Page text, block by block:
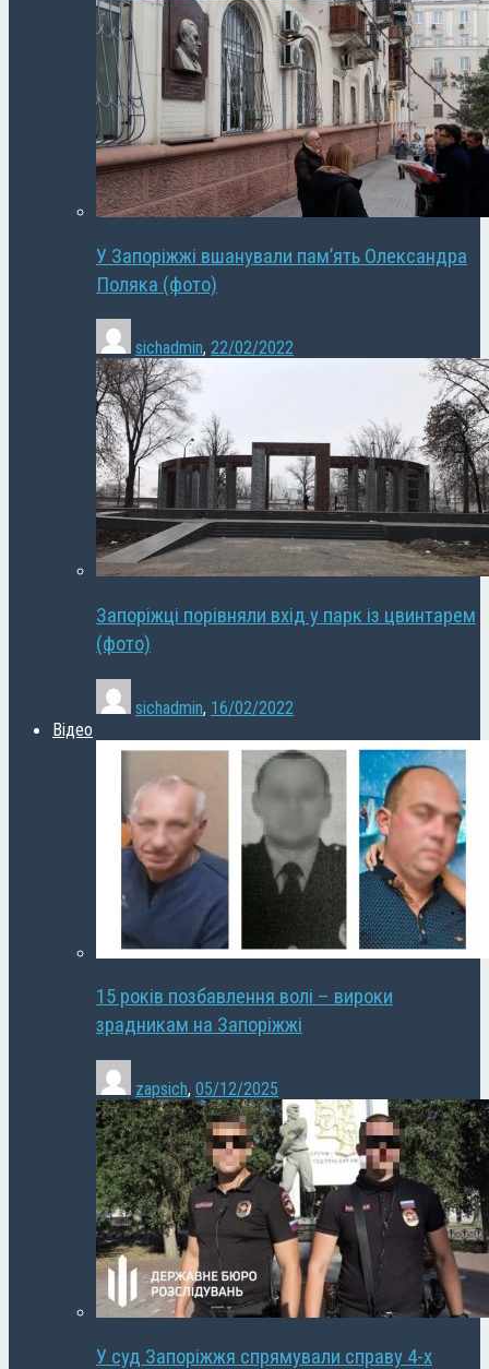
У Запоріжжі вшанували пам’ять Олександра
Поляка (фото)
sichadmin, 22/02/2022
Запоріжці порівняли вхід у парк із цвинтарем
(фото)
sichadmin, 16/02/2022
Відео
15 років позбавлення волі – вироки
зрадникам на Запоріжжі
zapsich, 05/12/2025
У суд Запоріжжя спрямували справу 4-х